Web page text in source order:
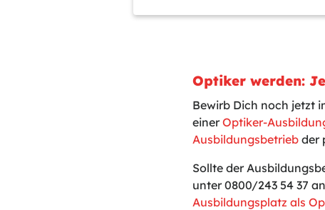
Optiker werden:
Bewirb Dich noch jetzt
einerOptiker-
Ausbildungsbetrieb der
Sollte der
unter 0800/243 54 37
Ausbildungsplatz als